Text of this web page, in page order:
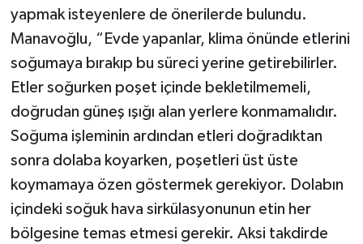
yapmak isteyenlere de önerilerde bulundu.
Manavoğlu, “Evde yapanlar, klima önünde etlerini
soğumaya bırakıp bu süreci yerine getirebilirler.
Etler soğurken poşet içinde bekletilmemeli,
doğrudan güneş ışığı alan yerlere konmamalıdır.
Soğuma işleminin ardından etleri doğradıktan
sonra dolaba koyarken, poşetleri üst üste
koymamaya özen göstermek gerekiyor. Dolabın
içindeki soğuk hava sirkülasyonunun etin her
bölgesine temas etmesi gerekir. Aksi takdirde